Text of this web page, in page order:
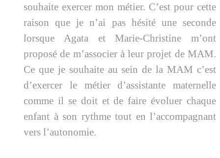
souhaite exercer mon métier. C’est pour cette
raison que je n’ai pas hésité une seconde
lorsque Agata et Marie-Christine m’ont
proposé de m’associer à leur projet de MAM.
Ce que je souhaite au sein de la MAM c’est
d’exercer le métier d’assistante maternelle
comme il se doit et de faire évoluer chaque
enfant à son rythme tout en l’accompagnant
vers l’autonomie.